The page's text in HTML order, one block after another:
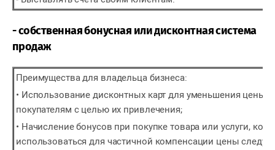
- собственная бонусная или дисконтная система
продаж
Преимущества для владельца бизнеса:
• Использование дисконтных карт для уменьшения цены
покупателям с целью их привлечения;
• Начисление бонусов при покупке товара или услуги,
использоваться для частичной компенсации цены